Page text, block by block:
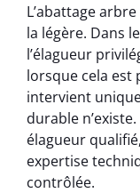
L’abattage
la légère. Dans
l’élagueur
lorsque cela est
intervient
durable
élagueur
expertise
contrôlée.